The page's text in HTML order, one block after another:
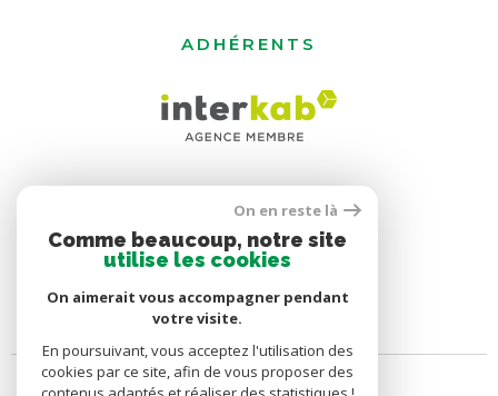
ADHÉRENTS
On en reste là
Comme beaucoup, notre site
utilise les cookies
On aimerait vous accompagner pendant
votre visite.
En poursuivant, vous acceptez l'utilisation des
cookies par ce site, afin de vous proposer des